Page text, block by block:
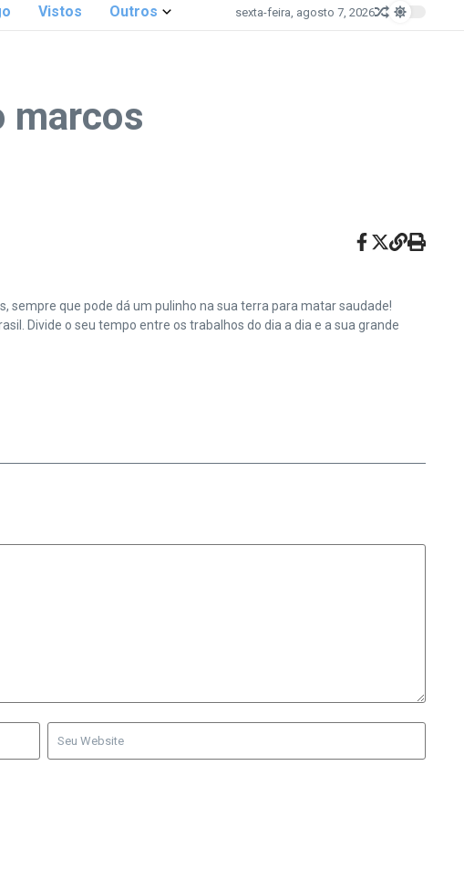
Vistos Outros sexta-feira, agosto 7, 2026
marcos
sempre que pode dá um pulinho na sua terra para matar saudade!
Divide o seu tempo entre os trabalhos do dia a dia e a sua grande